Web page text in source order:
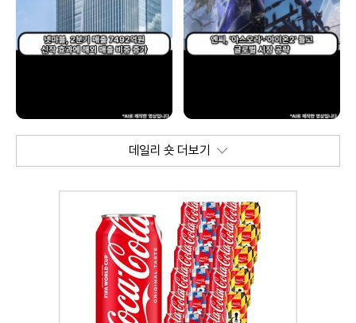
데일리 숏 더보기